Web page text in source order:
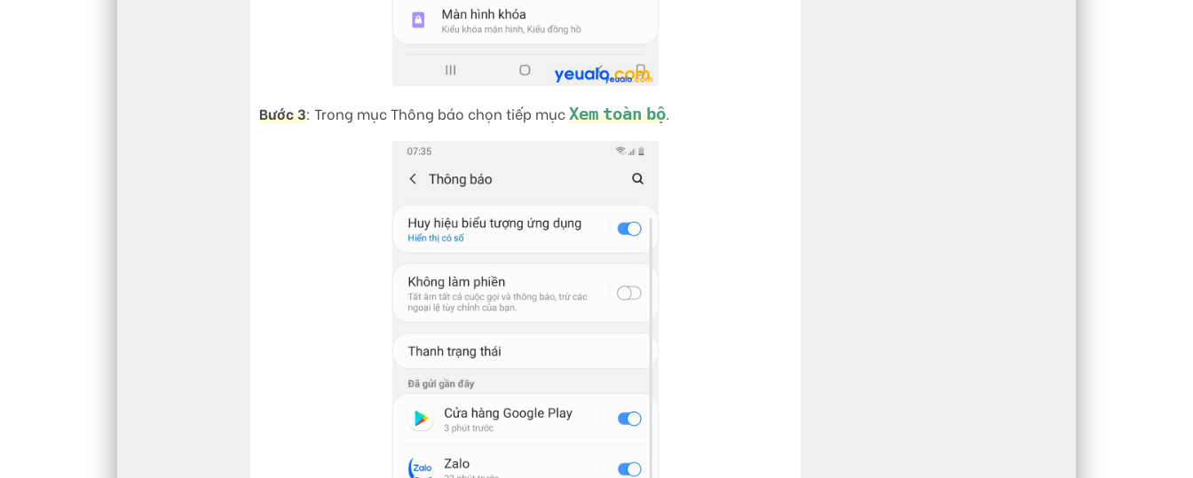
Bước 3: Trong mục Thông báo chọn tiếp mụcXem toàn bộ.